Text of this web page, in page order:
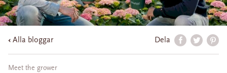
Alla bloggar Dela
Meet the grower